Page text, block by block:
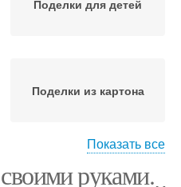
Поделки для детей
Поделки из картона
Поделки из пластилина
Показать все
руками.